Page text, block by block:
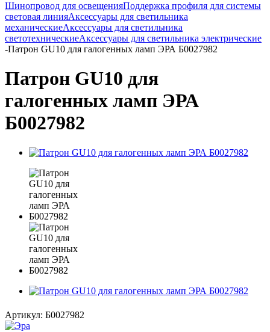
Шинопровод для освещенияПоддержка профиля для системы
световая линияАксессуары для светильника
механическиеАксессуары для светильника
светотехническиеАксессуары для светильника электрические
-Патрон GU10 для галогенных ламп ЭРА Б0027982
Патрон GU10 для
галогенных ламп ЭРА
Б0027982
Артикул: Б0027982